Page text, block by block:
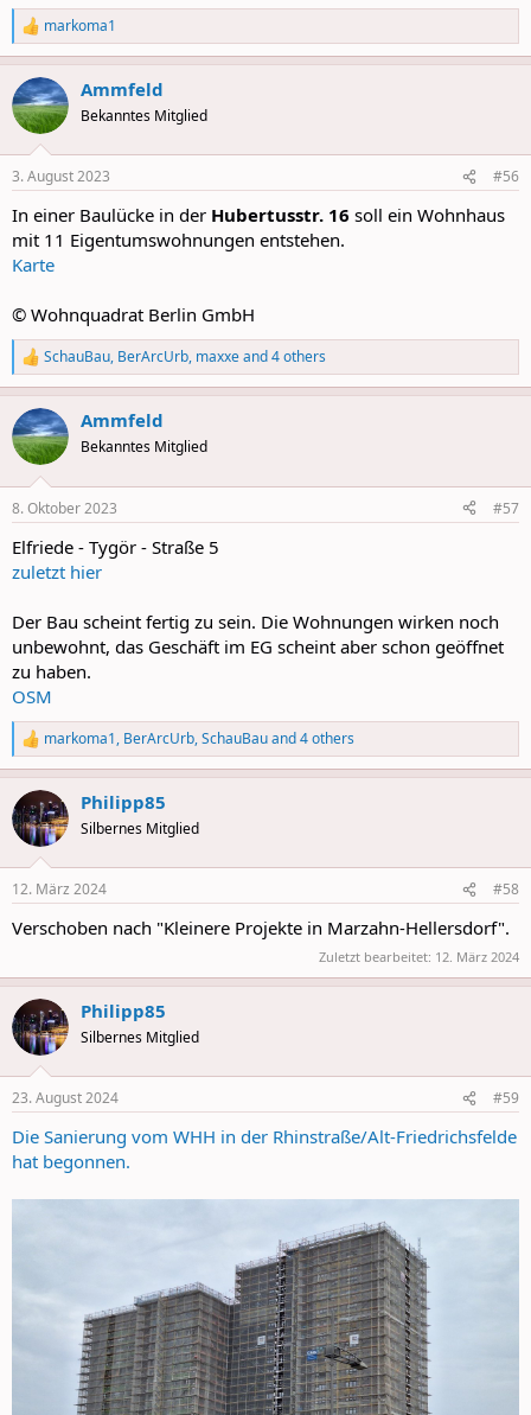
R
e
a
c
t
i
s
markoma1
Ammfeld
Bekanntes Mitglied
3. August 2023 #56
In einer Baulücke in der Hubertusstr. 16 soll ein Wohnhaus
mit 11 Eigentumswohnungen entstehen.
Karte
© Wohnquadrat Berlin GmbH
R
e
a
c
t
i
s
SchauBau, BerArcUrb, maxxeand 4 others
Ammfeld
Bekanntes Mitglied
8. Oktober 2023 #57
Elfriede - Tygör - Straße 5
zuletzt hier
Der Bau scheint fertig zu sein. Die Wohnungen wirken noch
unbewohnt, das Geschäft im EG scheint aber schon geöffnet
zu haben.
OSM
R
e
a
c
t
i
s
markoma1, BerArcUrb,SchauBauand 4 others
Philipp85
Silbernes Mitglied
12. März 2024 #58
Verschoben nach "Kleinere Projekte in Marzahn-Hellersdorf".
Zuletzt bearbeitet: 12. März 2024
Philipp85
Silbernes Mitglied
23. August 2024 #59
Die Sanierung vom WHH in der Rhinstraße/Alt-Friedrichsfelde
hat begonnen.